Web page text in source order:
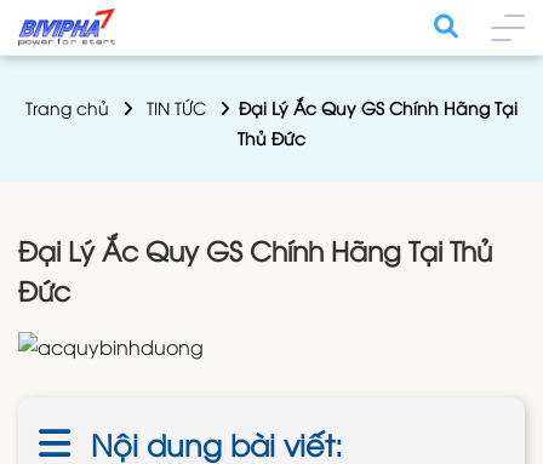
Trang chủ TIN TỨC
Đại Lý Ắc Quy GS Chính Hãng Tại
Thủ Đức
Đại Lý Ắc Quy GS Chính Hãng Tại Thủ
Đức
Nội dung bài viết: